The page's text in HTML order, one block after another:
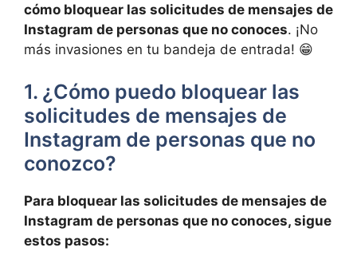
cómo bloquear las solicitudes de mensajes de
Instagram de personas que no conoces. ¡No
más invasiones en tu bandeja de entrada! 😁
1. ¿Cómo puedo bloquear las⁢
solicitudes de⁢ mensajes de
Instagram ‍de personas que no
conozco?
Para bloquear las solicitudes de mensajes de
Instagram de personas⁤ que no conoces, sigue
estos pasos: